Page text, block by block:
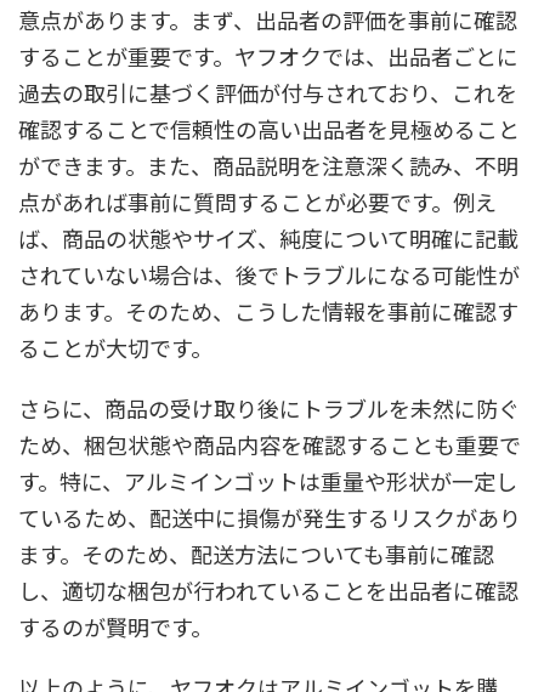
意点があります。まず、出品者の評価を事前に確認
することが重要です。ヤフオクでは、出品者ごとに
過去の取引に基づく評価が付与されており、これを
確認することで信頼性の高い出品者を見極めること
ができます。また、商品説明を注意深く読み、不明
点があれば事前に質問することが必要です。例え
ば、商品の状態やサイズ、純度について明確に記載
されていない場合は、後でトラブルになる可能性が
あります。そのため、こうした情報を事前に確認す
ることが大切です。
さらに、商品の受け取り後にトラブルを未然に防ぐ
ため、梱包状態や商品内容を確認することも重要で
す。特に、アルミインゴットは重量や形状が一定し
ているため、配送中に損傷が発生するリスクがあり
ます。そのため、配送方法についても事前に確認
し、適切な梱包が行われていることを出品者に確認
するのが賢明です。